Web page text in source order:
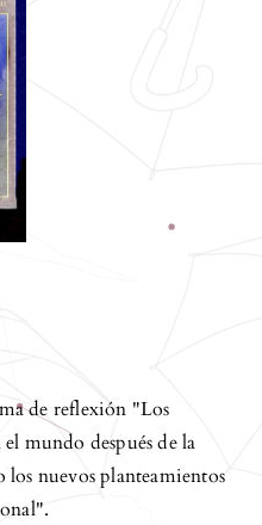
de reflexión "Los
el mundo después de la
nuevos planteamientos